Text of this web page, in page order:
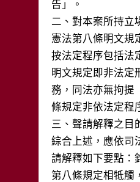
告」。
二、對本案所持立
憲法第八條明文規
按法定程序包括法
明文規定即非法定
務，同法亦無拘提
條規定非依法定程
三、聲請解釋之目
綜合上述，應依司
請解釋如下要點：
第八條規定相牴觸